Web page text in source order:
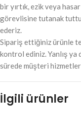
bir yırtık, ezik veya
görevlisine tutanak
ederiz.
Sipariş ettiğiniz ürünle
kontrol ediniz. Yanlış ya
sürede müşteri
İlgili ürünler